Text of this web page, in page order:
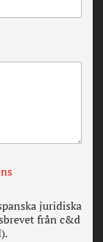
juridiska
från c&d